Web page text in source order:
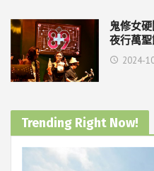
鬼修女
夜行萬
2024-
Trending Right Now!